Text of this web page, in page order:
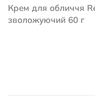
Крем для обличчя
зволожуючий 60 г